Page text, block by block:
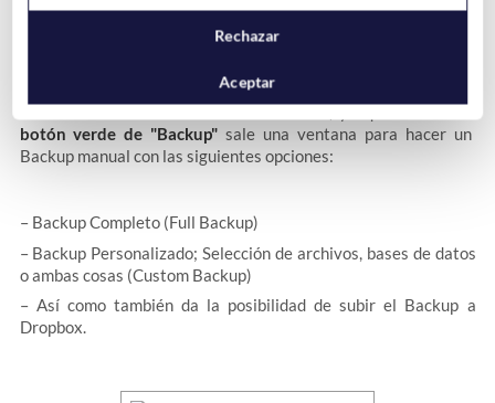
Realmente esto no tiene mucho misterio, ya que al darle al
botón verde de "Backup" sale una ventana para hacer un
Backup manual con las siguientes opciones:
– Backup Completo (Full Backup)
– Backup Personalizado; Selección de archivos, bases de datos
o ambas cosas (Custom Backup)
– Así como también da la posibilidad de subir el Backup a
Dropbox.
Rechazar
Aceptar